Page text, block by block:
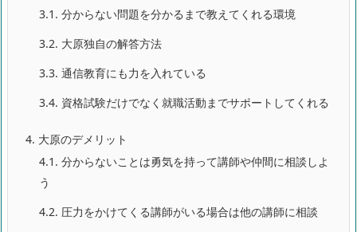
3.1. 分からない問題を分かるまで教えてくれる環境
3.2. 大原独自の解答方法
3.3. 通信教育にも力を入れている
3.4. 資格試験だけでなく就職活動までサポートしてくれる
4. 大原のデメリット
4.1. 分からないことは勇気を持って講師や仲間に相談しよ
う
4.2. 圧力をかけてくる講師がいる場合は他の講師に相談